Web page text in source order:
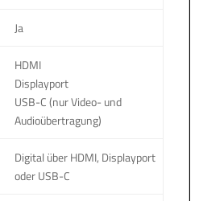
Ja
HDMI
Displayport
USB-C (nur Video- und
Audioübertragung)
Digital über HDMI, Displayport
oder USB-C